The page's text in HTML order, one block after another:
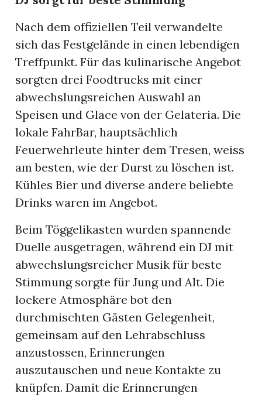
Nach dem offiziellen Teil verwandelte
sich das Festgelände in einen lebendigen
Treffpunkt. Für das kulinarische Angebot
sorgten drei Foodtrucks mit einer
abwechslungsreichen Auswahl an
Speisen und Glace von der Gelateria. Die
lokale FahrBar, hauptsächlich
Feuerwehrleute hinter dem Tresen, weiss
am besten, wie der Durst zu löschen ist.
Kühles Bier und diverse andere beliebte
Drinks waren im Angebot.
Beim Töggelikasten wurden spannende
Duelle ausgetragen, während ein DJ mit
abwechslungsreicher Musik für beste
Stimmung sorgte für Jung und Alt. Die
lockere Atmosphäre bot den
durchmischten Gästen Gelegenheit,
gemeinsam auf den Lehrabschluss
anzustossen, Erinnerungen
auszutauschen und neue Kontakte zu
knüpfen. Damit die Erinnerungen